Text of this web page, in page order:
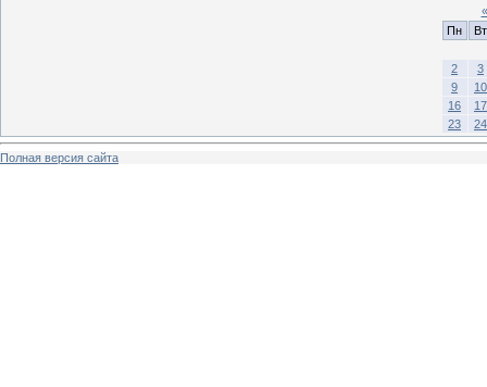
«
Пн
Вт
2
3
9
10
16
17
23
24
Полная версия сайта